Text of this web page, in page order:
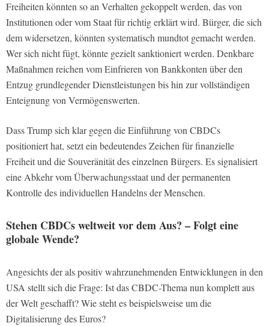
Freiheiten könnten so an Verhalten gekoppelt werden, das von
Institutionen oder vom Staat für richtig erklärt wird. Bürger, die sich
dem widersetzen, könnten systematisch mundtot gemacht werden.
Wer sich nicht fügt, könnte gezielt sanktioniert werden. Denkbare
Maßnahmen reichen vom Einfrieren von Bankkonten über den
Entzug grundlegender Dienstleistungen bis hin zur vollständigen
Enteignung von Vermögenswerten.
Dass Trump sich klar gegen die Einführung von CBDCs
positioniert hat, setzt ein bedeutendes Zeichen für finanzielle
Freiheit und die Souveränität des einzelnen Bürgers. Es signalisiert
eine Abkehr vom Überwachungsstaat und der permanenten
Kontrolle des individuellen Handelns der Menschen.
Stehen CBDCs weltweit vor dem Aus? – Folgt eine
globale Wende?
Angesichts der als positiv wahrzunehmenden Entwicklungen in den
USA stellt sich die Frage: Ist das CBDC-Thema nun komplett aus
der Welt geschafft? Wie steht es beispielsweise um die
Digitalisierung des Euros?